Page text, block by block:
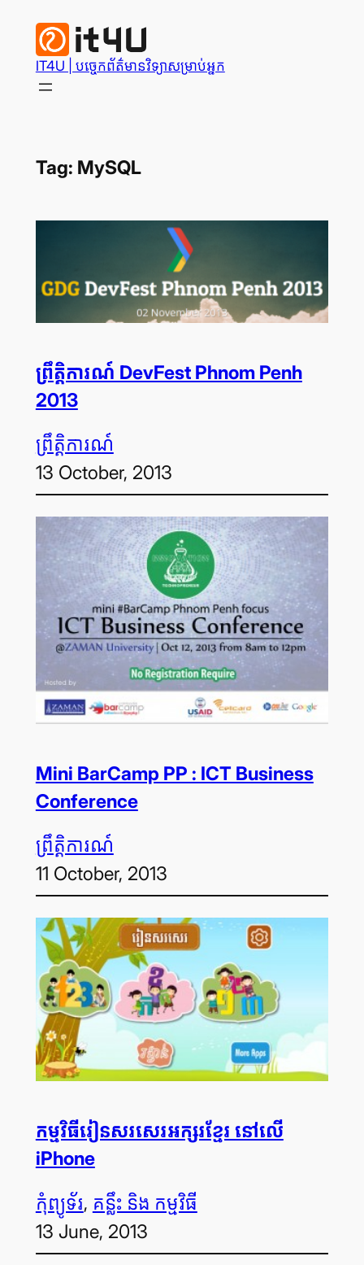
contentIT4U | បច្ចេក​ព័ត៌មានវិទ្យា​សម្រាប់​អ្នក
Tag: MySQL
ព្រឹត្តិការណ៍ DevFest Phnom Penh
2013
ព្រឹត្តិការណ៍
13 October, 2013
Mini BarCamp PP : ICT Business
Conference
ព្រឹត្តិការណ៍
11 October, 2013
កម្មវិធី​រៀន​សរសេរ​អក្សរ​ខ្មែរ នៅ​លើ
iPhone
កុំព្យូទ័រ, គន្លឹះ និង កម្មវិធី
13 June, 2013